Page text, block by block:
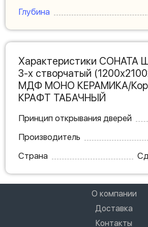
Глубина
Характеристики СОНАТА
3-х створчатый
МДФ МОНО КЕРАМИКА/
КРАФТ ТАБАЧНЫЙ
Принцип открывания дверей
Производитель
Страна
О компании
Доставка
Контакты